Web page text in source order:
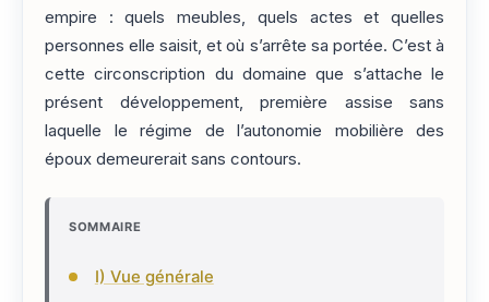
empire : quels meubles, quels actes et quelles
personnes elle saisit, et où s’arrête sa portée. C’est à
cette circonscription du domaine que s’attache le
présent développement, première assise sans
laquelle le régime de l’autonomie mobilière des
époux demeurerait sans contours.
SOMMAIRE
I) Vue générale